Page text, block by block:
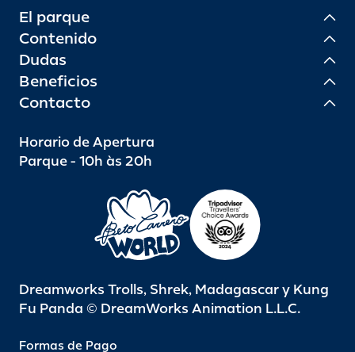
El parque
Contenido
Dudas
Beneficios
Contacto
Horario de Apertura
Parque - 10h às 20h
Dreamworks Trolls, Shrek, Madagascar y Kung
Fu Panda © DreamWorks Animation L.L.C.
Formas de Pago